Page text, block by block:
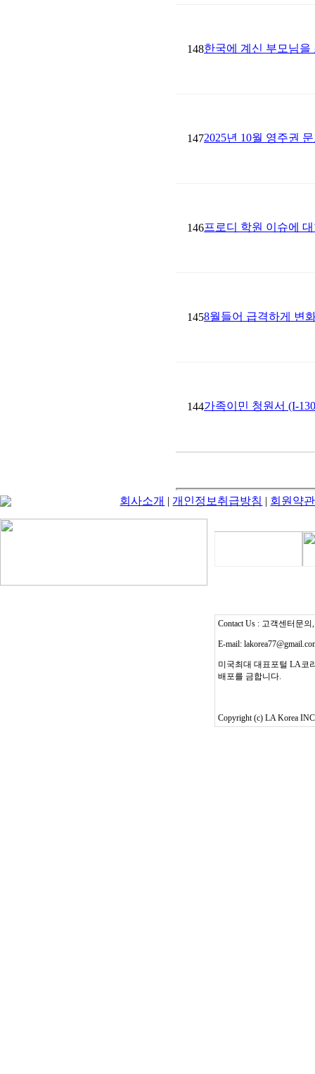
148한국에 계신 부모님을
1472025년 10월 영주권
146프로디 학원 이슈에
1458월들어 급격하게 변
144가족이민 청원서 (I-
회사소개 |개인정보취급방침 | 회원약관
Contact Us : 고객센터문의
E-mail:
미국최대 대표포털 LA코
배포를 금합니다.
Copyright (c) LA Korea